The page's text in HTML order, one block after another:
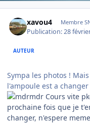
xavou4 Membre
Publication:28
AUTEUR
Sympa les photos !
l'ampoule est a changer
Cours vite
prochaine fois que je
changer, n'espere